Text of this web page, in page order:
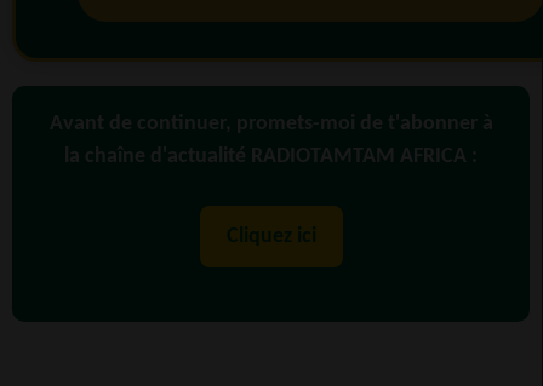
Avant de continuer, promets-moi de t'abonner à
la chaîne d'actualité RADIOTAMTAM AFRICA :
Cliquez ici